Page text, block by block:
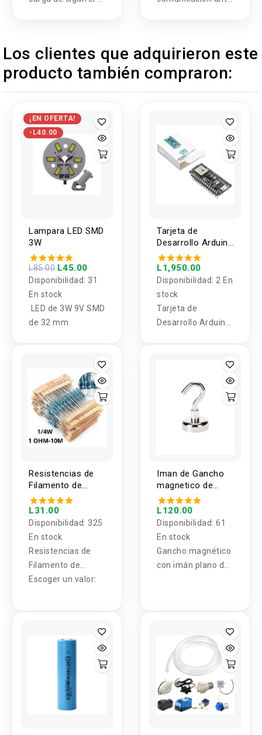
250W
Los clientes que adquirieron este
producto también compraron:
¡EN OFERTA!
-L40.00
Lampara LED SMD
3W
L85.00 L45.00
Disponibilidad: 31
En stock
LED de 3W 9V SMD
de 32 mm
Tarjeta de
Desarrollo Arduino
Nano 33 BLE
Sense Rev2
L1,950.00
Disponibilidad: 2 En
stock
Tarjeta de
Desarrollo Arduino
Resistencias de
Filamento de
Carbon 1/4W 1
Valor (10
Unidades)
L31.00
Disponibilidad: 325
En stock
Resistencias de
Filamento de
Carbon 1/4W (10
Escoger un valor:
Iman de Gancho
magnetico de
neodimio
L120.00
Disponibilidad: 61
En stock
Gancho magnético
con imán plano de